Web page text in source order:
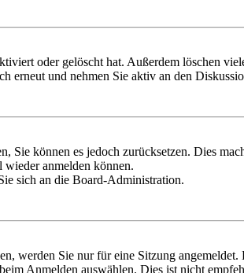
oder gelöscht hat. Außerdem löschen
erneut und nehmen Sie aktiv an den
können es jedoch zurücksetzen. Dies
wieder anmelden können.
sich an die Board-Administration.
werden Sie nur für eine Sitzung
Anmelden auswählen. Dies ist nicht